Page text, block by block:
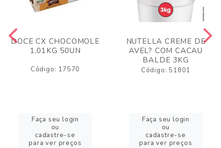
DOCE CX CHOCOMOLE
1,01KG 50UN
Código: 17570
Faça seu login
ou
cadastre-se
para ver preços
NUTELLA CREME DE
AVEL? COM CACAU
BALDE 3KG
Código: 51801
Faça seu login
ou
cadastre-se
para ver preços